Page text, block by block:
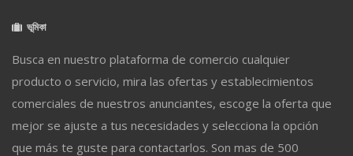
ভূমিকা
Busca en nuestro plataforma de comercio cualquier
producto o servicio, mira las ofertas y establecimientos
comerciales de nuestros anunciantes, escoge la oferta que
mejor se ajuste a tus necesidades y selecciona la opción
que más te guste para contactarlos. Son mas de 500